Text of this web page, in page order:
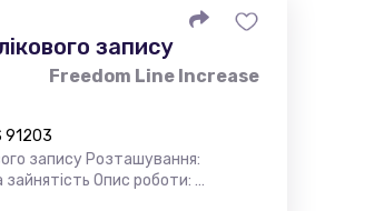
запису
Freedom Line Increase
91203
запису Розташування:
зайнятість Опис роботи: …